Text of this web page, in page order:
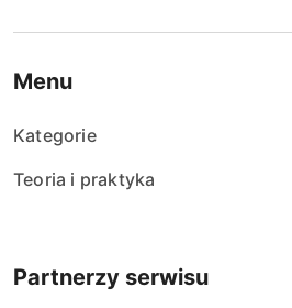
Menu
Kategorie
Teoria i praktyka
Partnerzy serwisu